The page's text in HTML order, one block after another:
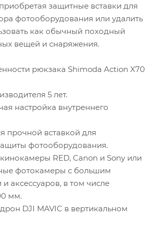
защитные вставки для
фотооборудования или удалить
как обычный походный
вещей и снаряжения.
рюкзака Shimoda Action X70
5 лет.
настройка внутреннего
прочной вставкой для
фотооборудования.
RED, Canon и Sony или
фотокамеры с большим
аксессуаров, в том числе
мм.
DJI MAVIC в вертикальном